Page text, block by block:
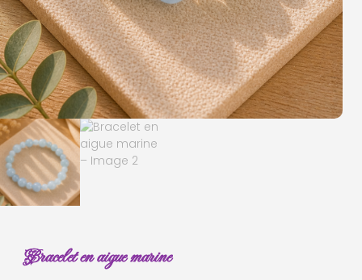
Bracelet en aigue marine